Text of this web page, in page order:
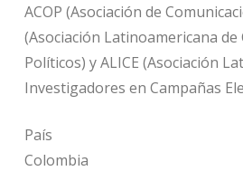
ACOP (Asociación de
(Asociación Latinoamericana
Políticos) y ALICE (Asociación
Investigadores en Campañas
País
Colombia